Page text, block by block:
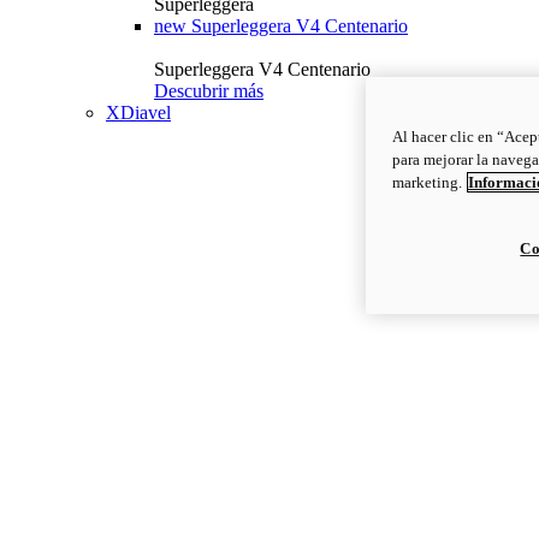
Superleggera
new Superleggera V4 Centenario
Superleggera V4 Centenario
Descubrir más
XDiavel
Al hacer clic en
para mejorar la
marketing.